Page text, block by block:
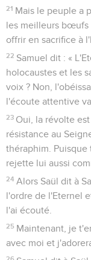
21 Mais le peuple a
les meilleurs bœufs
offrir en sacrifice à
22 Samuel dit : «
holocaustes et les
voix ? Non,
l'écoute attentive
23 Oui, la révolte
résistance au
théraphim.
rejette lui aussi
24 Alors Saül dit à
l'ordre de l'Eternel
l'ai écouté.
25 Maintenant, je
avec moi et
26